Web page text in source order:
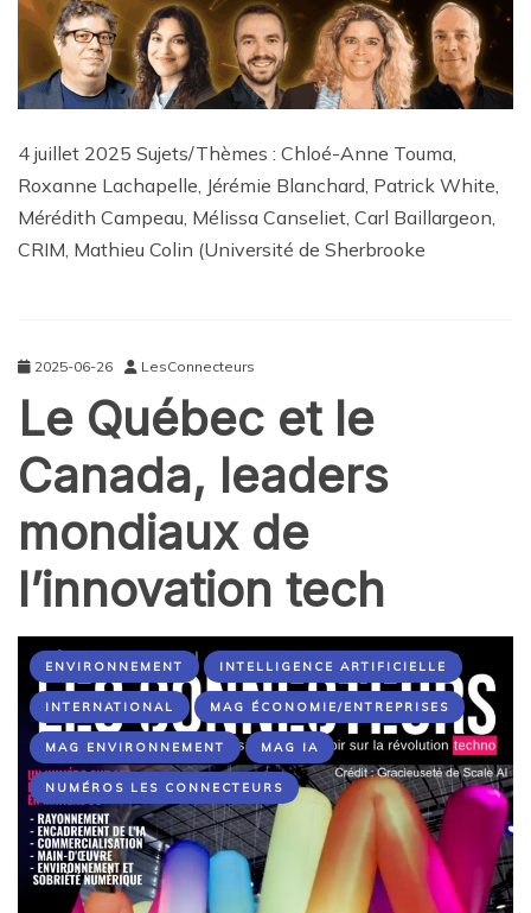
4 juillet 2025 Sujets/Thèmes : Chloé-Anne Touma,
Roxanne Lachapelle, Jérémie Blanchard, Patrick White,
Mérédith Campeau, Mélissa Canseliet, Carl Baillargeon,
CRIM, Mathieu Colin (Université de Sherbrooke
2025-06-26 LesConnecteurs
Le Québec et le
Canada, leaders
mondiaux de
l’innovation tech
ENVIRONNEMENT INTELLIGENCE ARTIFICIELLE
INTERNATIONAL MAG ÉCONOMIE/ENTREPRISES
MAG ENVIRONNEMENT MAG IA
NUMÉROS LES CONNECTEURS